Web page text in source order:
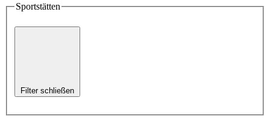
Sportstätten
Filter schließen